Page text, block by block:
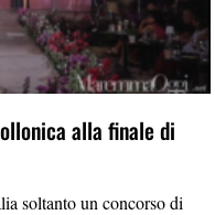
alla finale di
soltanto un concorso di